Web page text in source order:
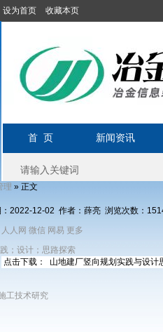
设为首页 收藏本页
首 页 新闻资讯
理 » 正文
：2022-12-02 作者：薛亮 浏览次数：
人人网 微信 网易 更多
；设计；思路探索
点击下载： 山地建厂竖向规划实践与设计
工技术研究